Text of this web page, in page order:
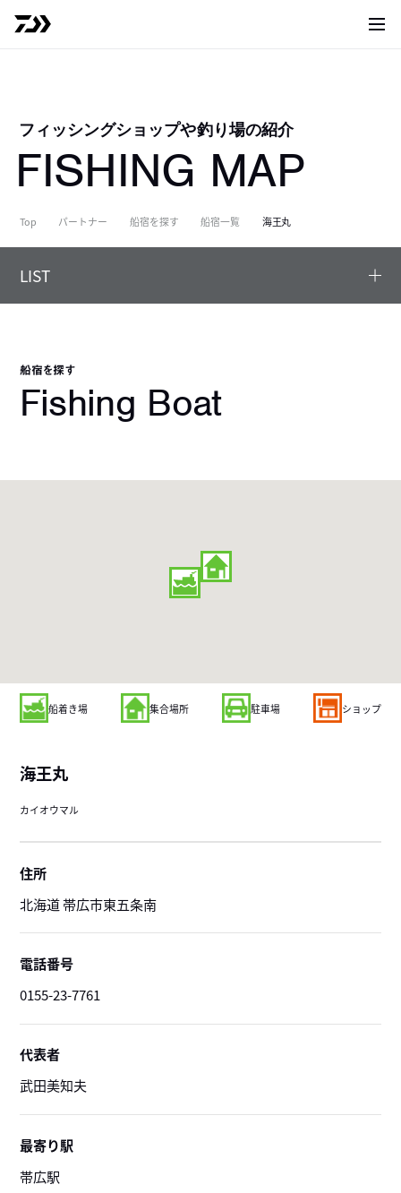
サイ
フィッシングショップや釣り場の紹介
FISHING MAP
Top パートナー 船宿を探す 船宿一覧 海王丸
LIST
船宿を探す
Fishing Boat
船着き場 集合場所 駐車場 ショップ
海王丸
カイオウマル
住所
北海道 帯広市東五条南
電話番号
0155-23-7761
代表者
武田美知夫
最寄り駅
帯広駅